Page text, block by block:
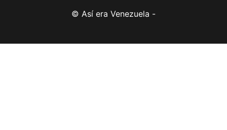
© Así era Venezuela -